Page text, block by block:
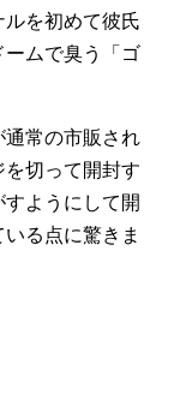
を初めて彼氏
ームで臭う「ゴ
常の市販され
切って開封す
ようにして開
る点に驚きま